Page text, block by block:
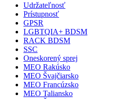
Udržateľnosť
Prístupnosť
GPSR
LGBTQIA+ BDSM
RACK BDSM
SSC
Oneskorený sprej
MEO Rakúsko
MEO Švajčiarsko
MEO Francúzsko
MEO Taliansko